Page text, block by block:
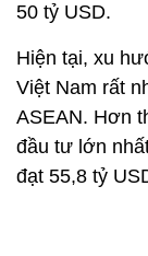
50 tỷ USD.
Hiện tại, xu
Việt Nam rất
ASEAN. Hơn
đầu tư lớn
đạt 55,8 tỷ